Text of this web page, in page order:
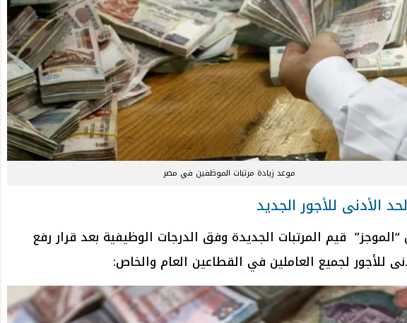
موعد زيادة مرتبات الموظفين في مصر
الأدنى للأجور الجديد
قيم المرتبات الجديدة وفق الدرجات الوظيفية بعد قرار رفع
للأجور لجميع العاملين في القطاعين العام والخاص: